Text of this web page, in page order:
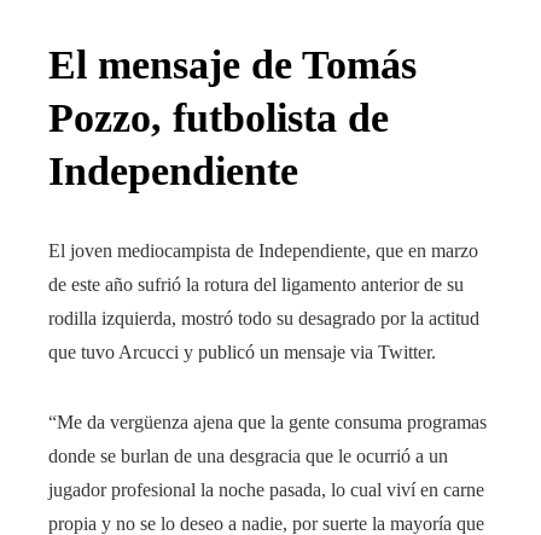
El mensaje de Tomás
Pozzo, futbolista de
Independiente
El joven mediocampista de Independiente, que en marzo
de este año sufrió la rotura del ligamento anterior de su
rodilla izquierda, mostró todo su desagrado por la actitud
que tuvo Arcucci y publicó un mensaje via Twitter.
“Me da vergüenza ajena que la gente consuma programas
donde se burlan de una desgracia que le ocurrió a un
jugador profesional la noche pasada, lo cual viví en carne
propia y no se lo deseo a nadie, por suerte la mayoría que